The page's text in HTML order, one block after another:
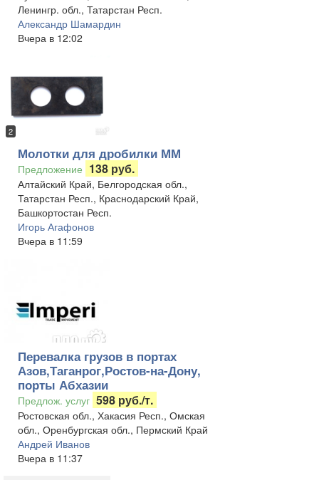
Ленингр. обл., Татарстан Респ.
Александр Шамардин
Вчера в 12:02
2
Молотки для дробилки ММ
Предложение 138 руб.
Алтайский Край, Белгородская обл.,
Татарстан Респ., Краснодарский Край,
Башкортостан Респ.
Игорь Агафонов
Вчера в 11:59
Перевалка грузов в портах
Азов,Таганрог,Ростов-на-Дону,
порты Абхазии
Предлож. услуг 598 руб./т.
Ростовская обл., Хакасия Респ., Омская
обл., Оренбургская обл., Пермский Край
Андрей Иванов
Вчера в 11:37